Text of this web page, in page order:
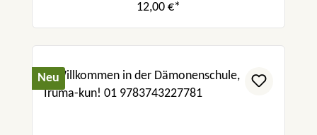
12,00 €*
Neu